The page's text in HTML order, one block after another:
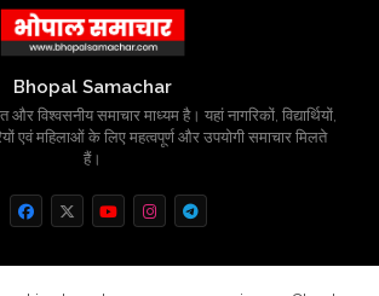
Bhopal Samachar
और विश्वसनीय समाचार माध्यम है। यहां नागरिकों, विद्यार्थियों,
एवं महिलाओं के लिए महत्वपूर्ण और उपयोगी समाचार मिलते
हैं।